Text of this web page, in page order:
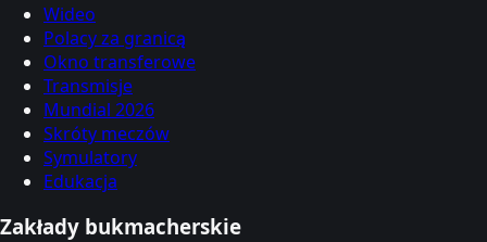
Wideo
Polacy za granicą
Okno transferowe
Transmisje
Mundial 2026
Skróty meczów
Symulatory
Edukacja
Zakłady bukmacherskie